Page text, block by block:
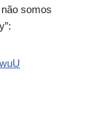
somos